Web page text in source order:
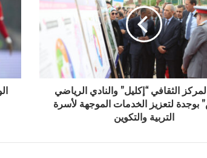
الثقافي “إكليل” والنادي الرياضي
بوجدة لتعزيز الخدمات الموجهة لأسرة
التربية والتكوين